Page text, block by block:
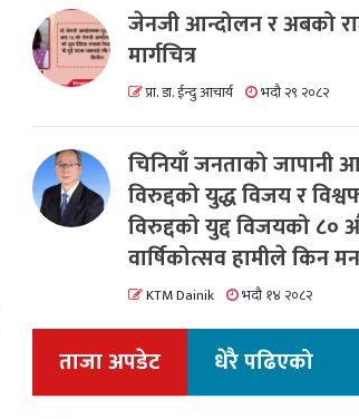
जेनजी आन्दोलन र अबको
मार्गचित्र
प्रा. डा. ईन्दु आचार्य भदौ २९ २०८२
चिनियाँ जनताको जापानी
विरुद्दको युद्ध विजय र
विरुद्दको युद्द विजयको ८०
वार्षिकोत्सव हामीले किन
KTM Dainik भदौ १४ २०८२
ताजा अपडेट धेरै पढिएको